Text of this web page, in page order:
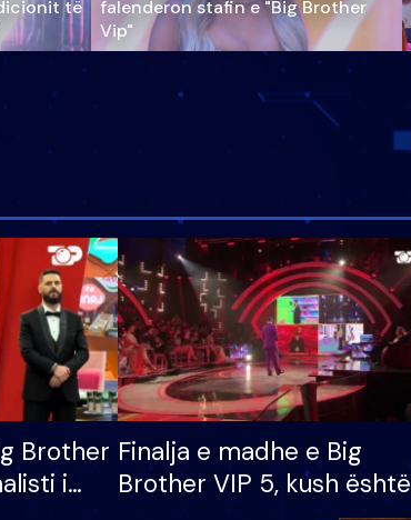
të
falenderon stafin e "Big Brother
Vip"
Brother
i
Finalja e madhe e Big
Brother VIP 5, kush është